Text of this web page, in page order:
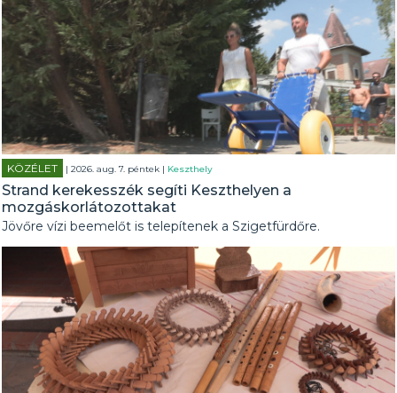
KÖZÉLET | 2026. aug. 7. péntek | Keszthely
Strand kerekesszék segíti Keszthelyen a
mozgáskorlátozottakat
Jövőre vízi beemelőt is telepítenek a Szigetfürdőre.